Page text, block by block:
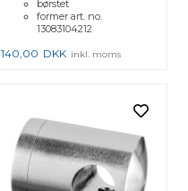
børstet
former art. no.
13083104212
140,00 DKK inkl. moms